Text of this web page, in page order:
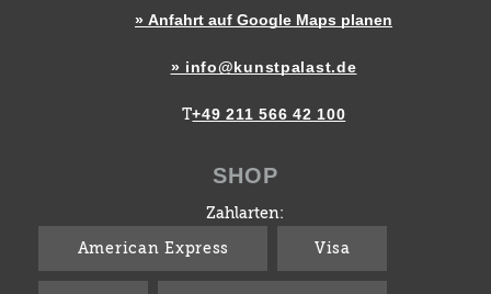
» Anfahrt auf Google Maps planen
» info@kunstpalast.de
T+49 211 566 42 100
SHOP
Zahlarten:
American Express Visa